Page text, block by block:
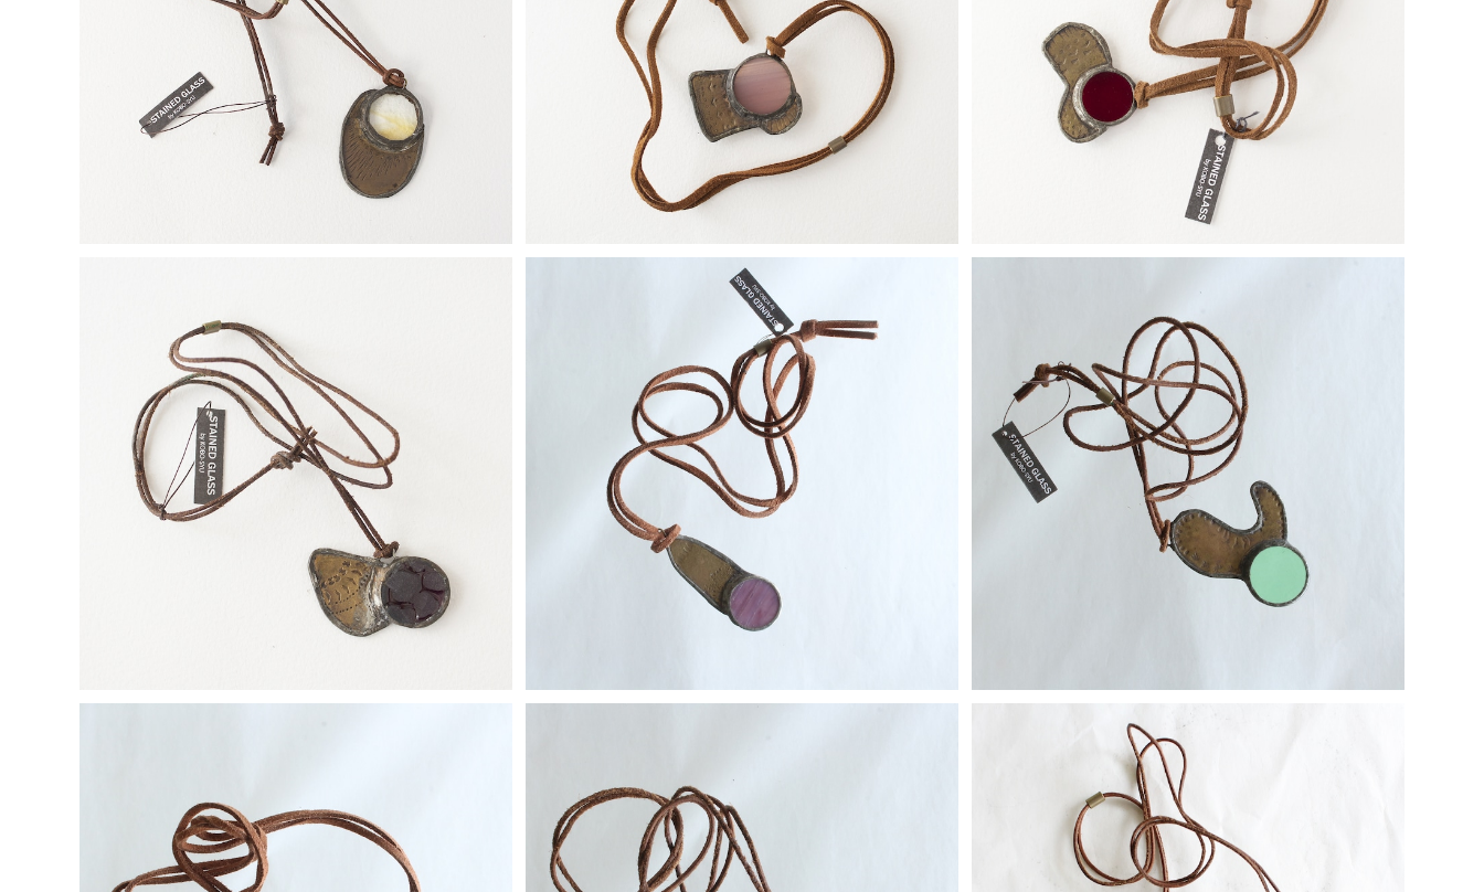
【一点物コラボアクセサリー】長谷川昌彦×POCKENI／
革ひもネックレス［J］
【一点物コラボアクセサリー】長谷川昌彦×POCKENI／
革ひもネックレス［N］
¥4,000
【一点物コラボアクセサリー】長谷川昌彦×POCKENI／
革ひもネックレス［M］
¥4,000
【一点物コラボアクセサリー】長谷川昌彦×POCKENI／
革ひもネックレス［O］
【一点物コラボアクセサリー】長谷川昌彦×POCKENI／
革ひもネックレス［I］
¥4,000
【一点物コラボアクセサリー】長谷川昌彦×POCKENI／
革ひもネックレス［H］
¥4,000